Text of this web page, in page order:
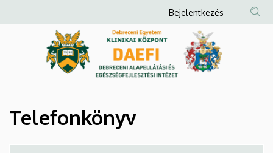
Debreceni
és
Egészségfejlesztési
a
Anonim
Felhasználói
fiók
menüje
Bejelentkezés
Telefonkönyv